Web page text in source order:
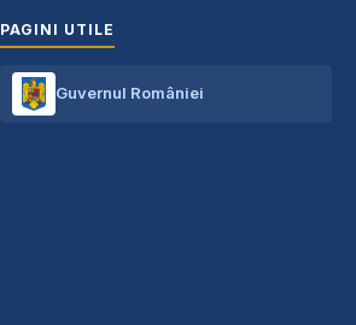
PAGINI UTILE
Guvernul României